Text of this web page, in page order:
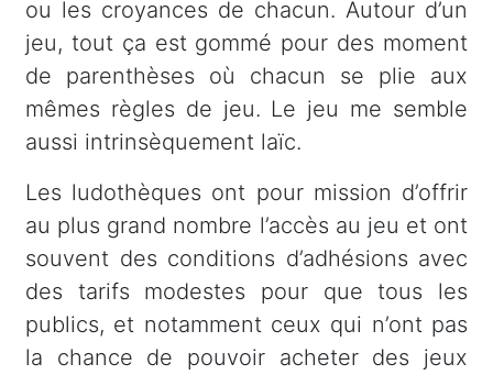
ou les croyances de chacun. Autour d’un
jeu, tout ça est gommé pour des moment
de parenthèses où chacun se plie aux
mêmes règles de jeu. Le jeu me semble
aussi intrinsèquement laïc.
Les ludothèques ont pour mission d’offrir
au plus grand nombre l’accès au jeu et ont
souvent des conditions d’adhésions avec
des tarifs modestes pour que tous les
publics, et notamment ceux qui n’ont pas
la chance de pouvoir acheter des jeux